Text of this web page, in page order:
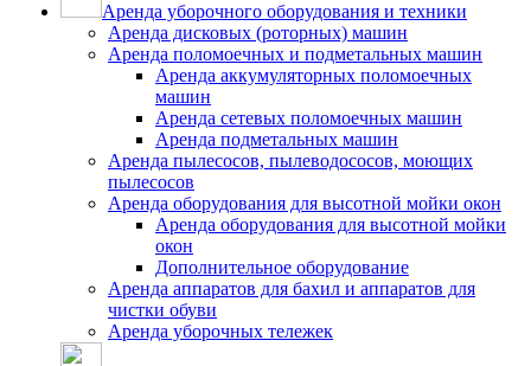
Аренда уборочного оборудования и техники
Аренда дисковых (роторных) машин
Аренда поломоечных и подметальных машин
Аренда аккумуляторных поломоечных
машин
Аренда сетевых поломоечных машин
Аренда подметальных машин
Аренда пылесосов, пылеводососов, моющих
пылесосов
Аренда оборудования для высотной мойки окон
Аренда оборудования для высотной мойки
окон
Дополнительное оборудование
Аренда аппаратов для бахил и аппаратов для
чистки обуви
Аренда уборочных тележек